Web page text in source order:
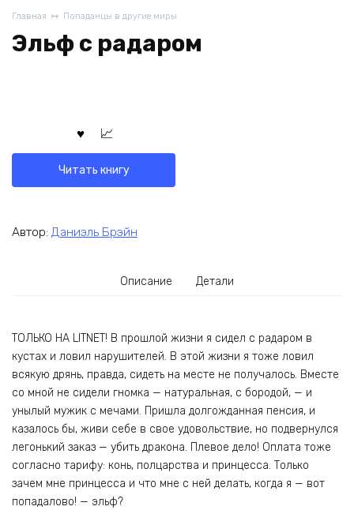
Главная Попаданцы в другие миры
Эльф с радаром
Читать книгу
Автор: Даниэль Брэйн
Описание Детали
ТОЛЬКО НА LITNET! В прошлой жизни я сидел с радаром в
кустах и ловил нарушителей. В этой жизни я тоже ловил
всякую дрянь, правда, сидеть на месте не получалось. Вместе
со мной не сидели гномка — натуральная, с бородой, — и
унылый мужик с мечами. Пришла долгожданная пенсия, и
казалось бы, живи себе в свое удовольствие, но подвернулся
легонький заказ — убить дракона. Плевое дело! Оплата тоже
согласно тарифу: конь, полцарства и принцесса. Только
зачем мне принцесса и что мне с ней делать, когда я — вот
попадалово! — эльф?